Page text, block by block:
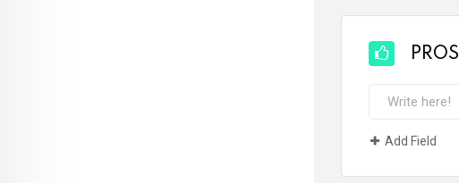
PROS
Add Field